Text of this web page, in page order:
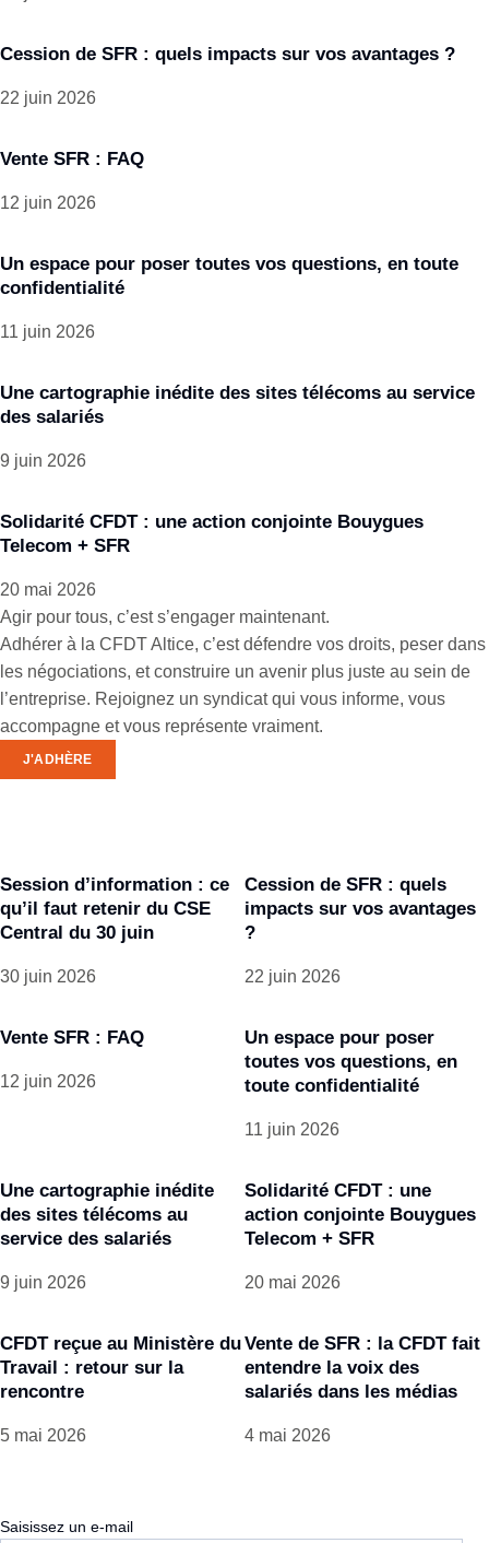
Cession de SFR : quels impacts sur vos avantages ?
22 juin 2026
Vente SFR : FAQ
12 juin 2026
Un espace pour poser toutes vos questions, en toute
confidentialité
11 juin 2026
Une cartographie inédite des sites télécoms au service
des salariés
9 juin 2026
Solidarité CFDT : une action conjointe Bouygues
Telecom + SFR
20 mai 2026
Agir pour tous, c’est s’engager maintenant.
Adhérer à la CFDT Altice, c’est défendre vos droits, peser dans
les négociations, et construire un avenir plus juste au sein de
l’entreprise. Rejoignez un syndicat qui vous informe, vous
accompagne et vous représente vraiment.
J'ADHÈRE
Session d’information : ce
qu’il faut retenir du CSE
Central du 30 juin
30 juin 2026
Cession de SFR : quels
impacts sur vos avantages
?
22 juin 2026
Vente SFR : FAQ
12 juin 2026
Un espace pour poser
toutes vos questions, en
toute confidentialité
11 juin 2026
Une cartographie inédite
des sites télécoms au
service des salariés
9 juin 2026
Solidarité CFDT : une
action conjointe Bouygues
Telecom + SFR
20 mai 2026
CFDT reçue au Ministère du
Travail : retour sur la
rencontre
5 mai 2026
Vente de SFR : la CFDT fait
entendre la voix des
salariés dans les médias
4 mai 2026
E-
Saisissez un e-mail